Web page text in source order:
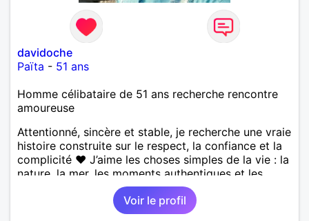
davidoche
Païta - 51 ans
Homme célibataire de 51 ans recherche rencontre
amoureuse
Attentionné, sincère et stable, je recherche une vraie
histoire construite sur le respect, la confiance et la
complicité ❤️ J’aime les choses simples de la vie : la
nature, la mer, les moments authentiques et les
personnes au grand cœur 🌊🌿 Très câlin et
affectueux, j’adore les petits moments de tendresse
et les calinous réguliers 😊❤️ La solitude finit parfois
Voir le profil